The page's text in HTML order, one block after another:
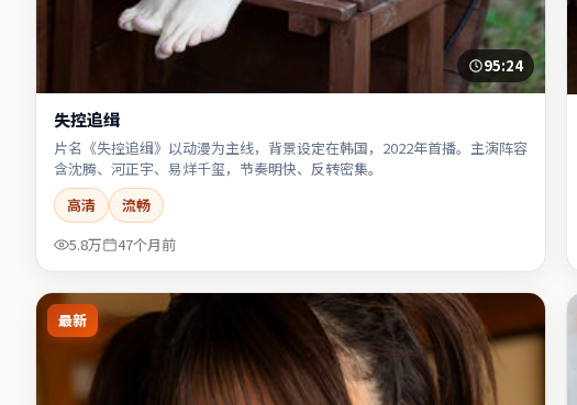
95:24
失控追缉
片名《失控追缉》以动漫为主线，背景设定在韩国，2022年首播。主演阵容
含沈腾、河正宇、易烊千玺，节奏明快、反转密集。
高清
流畅
5.8万
47个月前
最新